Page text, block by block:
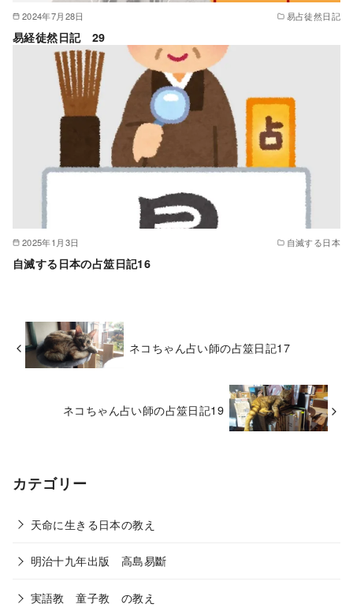
2024年7月28日 易占徒然日記
易経徒然日記 29
2025年1月3日 自滅する日本
自滅する日本の占筮日記16
ネコちゃん占い師の占筮日記17
ネコちゃん占い師の占筮日記19
カテゴリー
天命に生きる日本の教え
明治十九年出版 高島易斷
実語教 童子教 の教え